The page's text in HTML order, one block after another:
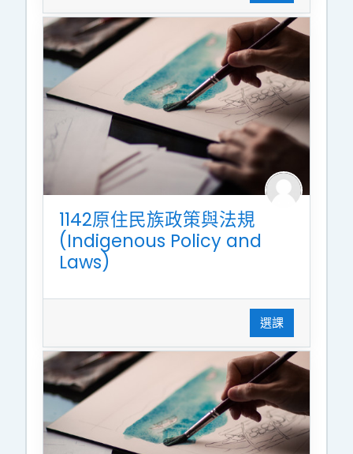
1142原住民族政策與法規
(Indigenous Policy and
Laws)
選課